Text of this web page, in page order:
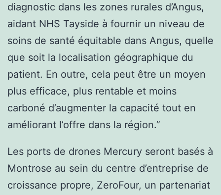
diagnostic dans les zones rurales d’Angus,
aidant NHS Tayside à fournir un niveau de
soins de santé équitable dans Angus, quelle
que soit la localisation géographique du
patient. En outre, cela peut être un moyen
plus efficace, plus rentable et moins
carboné d’augmenter la capacité tout en
améliorant l’offre dans la région.”
Les ports de drones Mercury seront basés à
Montrose au sein du centre d’entreprise de
croissance propre, ZeroFour, un partenariat